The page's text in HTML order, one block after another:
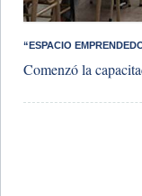
​“ESPACIO
Comenzó la